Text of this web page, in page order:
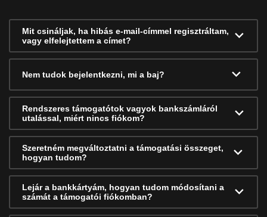
Mit csináljak, ha hibás e-mail-címmel regisztráltam,
vagy elfelejtettem a címet?
Nem tudok bejelentkezni, mi a baj?
Rendszeres támogatótok vagyok bankszámláról
utalással, miért nincs fiókom?
Szeretném megváltoztatni a támogatási összeget,
hogyan tudom?
Lejár a bankkártyám, hogyan tudom módosítani a
számát a támogatói fiókomban?